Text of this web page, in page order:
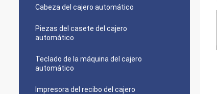
Cabeza del cajero automático
Piezas del casete del cajero
automático
Teclado de la máquina del cajero
automático
Impresora del recibo del cajero